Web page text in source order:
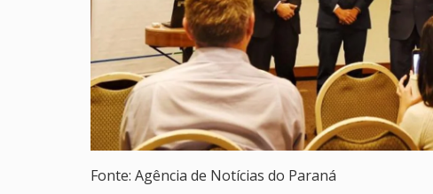
Fonte: Agência de Notícias do Paraná